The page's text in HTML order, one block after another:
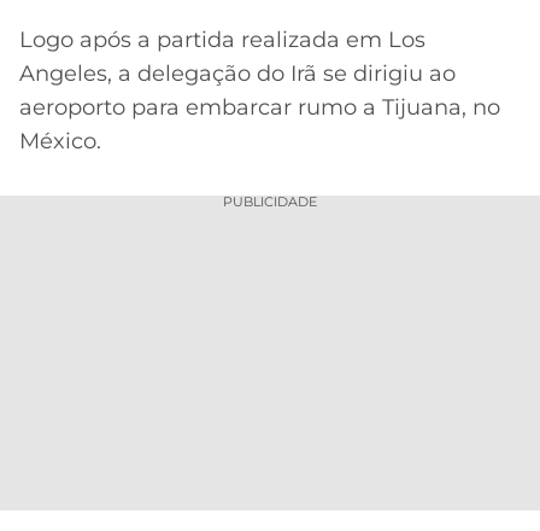
Logo após a partida realizada em Los
Angeles, a delegação do Irã se dirigiu ao
aeroporto para embarcar rumo a Tijuana, no
México.
PUBLICIDADE